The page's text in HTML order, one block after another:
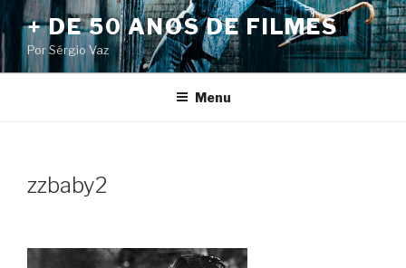
Pular
para
o
conteúdo
+ DE 50 ANOS DE FILMES
Por Sérgio Vaz
Menu
zzbaby2